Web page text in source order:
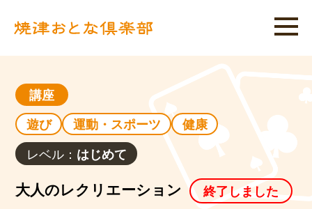
講座
遊び
運動・スポーツ
健康
レベル： はじめて
大人のレクリエーション 終了しました